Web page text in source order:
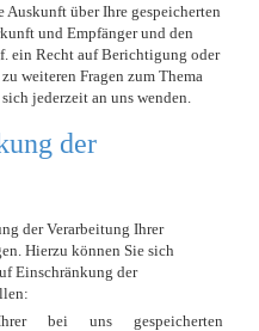
über Ihre gespeicherten
und Empfänger und den
ein Recht auf Berichtigung oder
weiteren Fragen zum Thema
jederzeit an uns wenden.
der
der Verarbeitung Ihrer
Hierzu können Sie sich
Einschränkung der
bei uns gespeicherten